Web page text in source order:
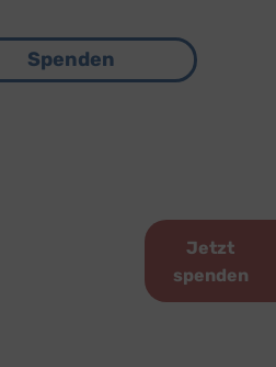
Spenden
Jetzt
spenden